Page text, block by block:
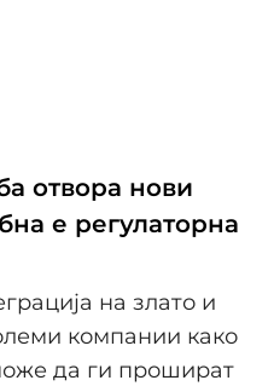
отвора нови
е регулаторна
на злато и
компании како
да ги прошират